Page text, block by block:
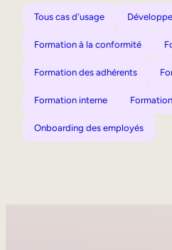
Tous cas d'usage
Formation à la conformité
Formation des adhérents
Formation interne
Onboarding des employés